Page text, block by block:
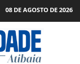
08 DE AGOSTO DE 2026